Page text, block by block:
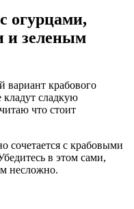
огурцами,
и зеленым
крабового
кладут сладкую
что стоит
сочетается с крабовыми
в этом сами,
несложно.